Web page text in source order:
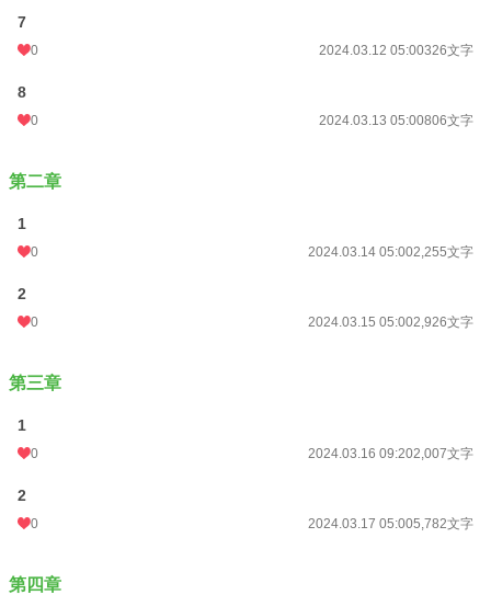
7
0 2024.03.12 05:00326文字
8
0 2024.03.13 05:00806文字
第二章
1
0 2024.03.14 05:002,255文字
2
0 2024.03.15 05:002,926文字
第三章
1
0 2024.03.16 09:202,007文字
2
0 2024.03.17 05:005,782文字
第四章